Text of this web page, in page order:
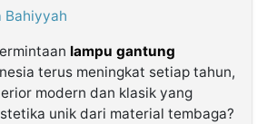
Bahiyyah
lampu gantung
terus meningkat setiap tahun,
modern dan klasik yang
unik dari material tembaga?